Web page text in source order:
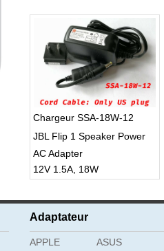
Chargeur SSA-18W-12
JBL Flip 1 Speaker Power
AC Adapter
12V 1.5A, 18W
Adaptateur
APPLE ASUS